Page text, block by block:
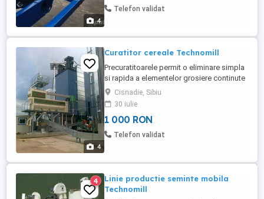
4
Telefon validat
4
Curatitor cereale Technomill
Precuratitoarele permit o eliminare simpla
si rapida a elementelor grosiere continute
in grane. Curatitoarele se pot folosi in
orice context (inainte de incarcare in siloz,
inainte de livrare, inainte de uscare, dupa
uscare) sau pentru a alcatui linii de
procesare de seminte.
Cisnadie, Sibiu
30 iulie
1 000 RON
Telefon validat
4
Linie productie seminte mobila
Technomill